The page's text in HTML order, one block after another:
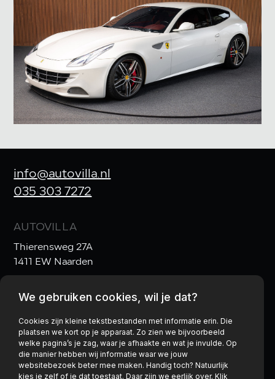
info@autovilla.nl
035 303 7272
AUTOVILLA
Thierensweg 27A
1411 EW Naarden
OPENINGSTIJDEN
Ma t/m Vr: 10:00–17:30
Za:10:00–17:00& Zo:gesloten
We gebruiken cookies, wil je dat?
Cookies zijn kleine tekstbestanden met informatie erin. Die
plaatsen we kort op je apparaat. Zo zien we bijvoorbeeld
welke pagina’s je zag, waar je afhaakte en wat je invulde. Op
die manier hebben wij informatie waar we jouw
websitebezoek beter mee maken. Handig toch? Natuurlijk
kies je zelf of je dat toestaat. Daar zijn we eerlijk over. Klik